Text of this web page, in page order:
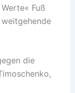
Fuß
die